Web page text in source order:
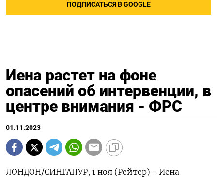
ПОДПИСАТЬСЯ В GOOGLE
Иена растет на фоне
опасений об интервенции, в
центре внимания - ФРС
01.11.2023
ЛОНДОН/СИНГАПУР, 1 ноя (Рейтер) - Иена